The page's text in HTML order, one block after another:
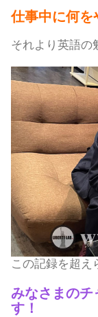
仕事中に何を
それより英語の
この記録を超え
みなさまのチ
す！